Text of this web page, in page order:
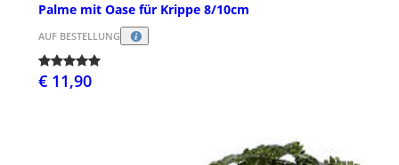
Palme mit Oase für Krippe 8/10cm
AUF BESTELLUNG
€ 11,90